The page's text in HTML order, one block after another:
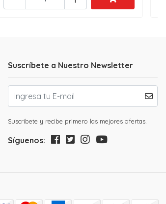
Suscríbete a Nuestro Newsletter
Suscribete y recibe primero las mejores ofertas.
Síguenos: